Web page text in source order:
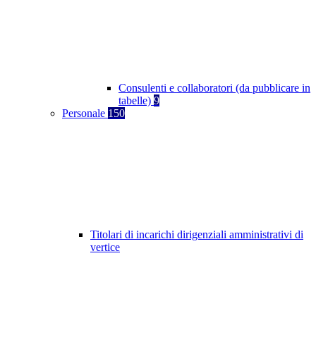
Consulenti e collaboratori (da pubblicare in
tabelle) 9
Personale 150
Titolari di incarichi dirigenziali amministrativi di
vertice